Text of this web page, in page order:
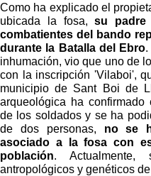
Como ha explicado el
ubicada la fosa,su
combatientes del bando
durante la Batalla del Ebro
inhumación, vio que uno de
con la inscripción 'Vilaboi',
municipio de Sant Boi de
arqueológica ha
de los soldados y se ha
de dos personas, no se
asociado a la fosa con
población. Actualmente,
antropológicos y genéticos